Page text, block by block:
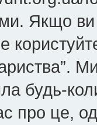
Якщо ви
будь-
про це,